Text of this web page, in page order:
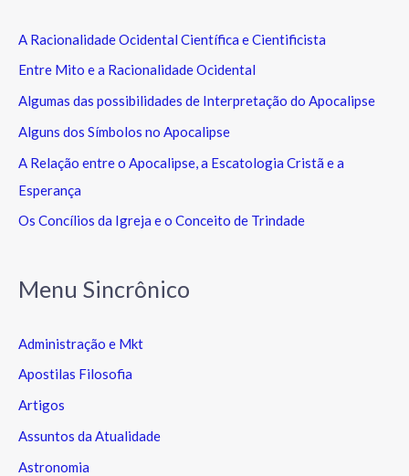
A Racionalidade Ocidental Científica e Cientificista
Entre Mito e a Racionalidade Ocidental
Algumas das possibilidades de Interpretação do Apocalipse
Alguns dos Símbolos no Apocalipse
A Relação entre o Apocalipse, a Escatologia Cristã e a
Esperança
Os Concílios da Igreja e o Conceito de Trindade
Menu Sincrônico
Administração e Mkt
Apostilas Filosofia
Artigos
Assuntos da Atualidade
Astronomia